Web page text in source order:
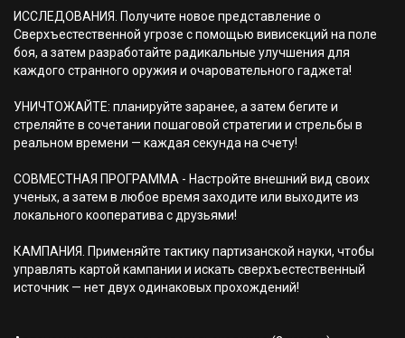
ИССЛЕДОВАНИЯ. Получите новое представление о
Сверхъестественной угрозе с помощью вивисекций на поле
боя, а затем разработайте радикальные улучшения для
каждого странного оружия и очаровательного гаджета!
УНИЧТОЖАЙТЕ: планируйте заранее, а затем бегите и
стреляйте в сочетании пошаговой стратегии и стрельбы в
реальном времени — каждая секунда на счету!
СОВМЕСТНАЯ ПРОГРАММА - Настройте внешний вид своих
ученых, а затем в любое время заходите или выходите из
локального кооператива с друзьями!
КАМПАНИЯ. Применяйте тактику партизанской науки, чтобы
управлять картой кампании и искать сверхъестественный
источник — нет двух одинаковых прохождений!